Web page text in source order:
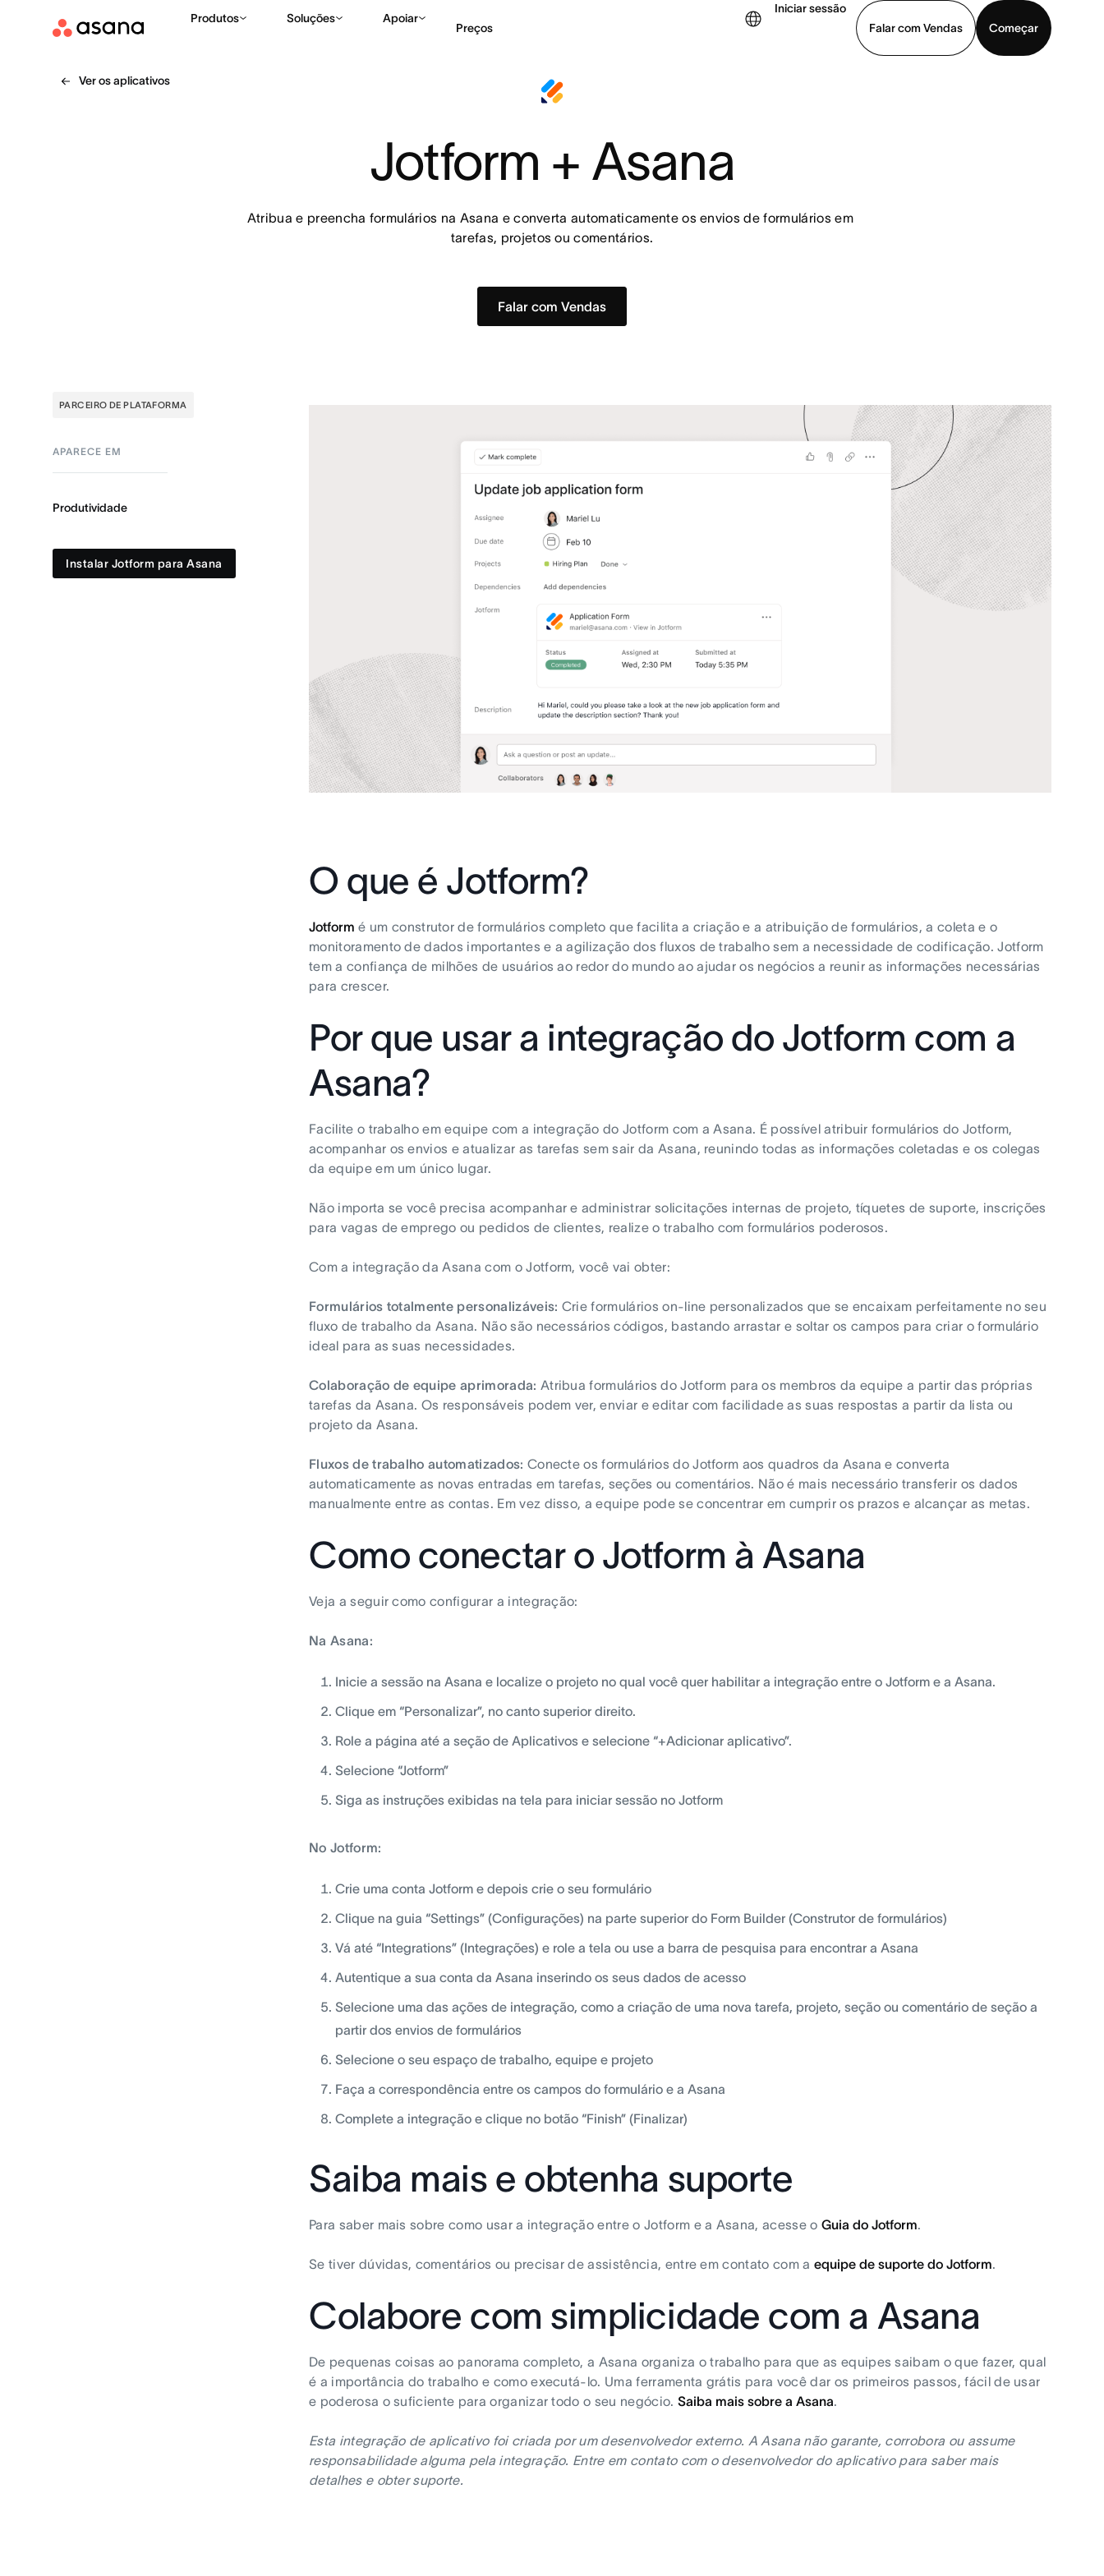
Produtos Soluções Apoiar
Preços
Iniciar sessão
Falar com Vendas
Começar
Ver os aplicativos
Jotform + Asana
Atribua e preencha formulários na Asana e converta automaticamente os envios de formulários em
tarefas, projetos ou comentários.
Falar com Vendas
PARCEIRO DE PLATAFORMA
APARECE EM
Produtividade
Instalar Jotform para Asana
O que é Jotform?
Jotform é um construtor de formulários completo que facilita a criação e a atribuição de formulários, a coleta e o
monitoramento de dados importantes e a agilização dos fluxos de trabalho sem a necessidade de codificação. Jotform
tem a confiança de milhões de usuários ao redor do mundo ao ajudar os negócios a reunir as informações necessárias
para crescer.
Por que usar a integração do Jotform com a
Asana?
Facilite o trabalho em equipe com a integração do Jotform com a Asana. É possível atribuir formulários do Jotform,
acompanhar os envios e atualizar as tarefas sem sair da Asana, reunindo todas as informações coletadas e os colegas
da equipe em um único lugar.
Não importa se você precisa acompanhar e administrar solicitações internas de projeto, tíquetes de suporte, inscrições
para vagas de emprego ou pedidos de clientes, realize o trabalho com formulários poderosos.
Com a integração da Asana com o Jotform, você vai obter:
Formulários totalmente personalizáveis: Crie formulários on-line personalizados que se encaixam perfeitamente no seu
fluxo de trabalho da Asana. Não são necessários códigos, bastando arrastar e soltar os campos para criar o formulário
ideal para as suas necessidades.
Colaboração de equipe aprimorada: Atribua formulários do Jotform para os membros da equipe a partir das próprias
tarefas da Asana. Os responsáveis podem ver, enviar e editar com facilidade as suas respostas a partir da lista ou
projeto da Asana.
Fluxos de trabalho automatizados: Conecte os formulários do Jotform aos quadros da Asana e converta
automaticamente as novas entradas em tarefas, seções ou comentários. Não é mais necessário transferir os dados
manualmente entre as contas. Em vez disso, a equipe pode se concentrar em cumprir os prazos e alcançar as metas.
Como conectar o Jotform à Asana
Veja a seguir como configurar a integração:
Na Asana:
Inicie a sessão na Asana e localize o projeto no qual você quer habilitar a integração entre o Jotform e a Asana.
Clique em “Personalizar”, no canto superior direito.
Role a página até a seção de Aplicativos e selecione “+Adicionar aplicativo”.
Selecione “Jotform”
Siga as instruções exibidas na tela para iniciar sessão no Jotform
No Jotform:
Crie uma conta Jotform e depois crie o seu formulário
Clique na guia “Settings” (Configurações) na parte superior do Form Builder (Construtor de formulários)
Vá até “Integrations” (Integrações) e role a tela ou use a barra de pesquisa para encontrar a Asana
Autentique a sua conta da Asana inserindo os seus dados de acesso
Selecione uma das ações de integração, como a criação de uma nova tarefa, projeto, seção ou comentário de seção a
partir dos envios de formulários
Selecione o seu espaço de trabalho, equipe e projeto
Faça a correspondência entre os campos do formulário e a Asana
Complete a integração e clique no botão “Finish” (Finalizar)
Saiba mais e obtenha suporte
Para saber mais sobre como usar a integração entre o Jotform e a Asana, acesse o Guia do Jotform.
Se tiver dúvidas, comentários ou precisar de assistência, entre em contato com a equipe de suporte do Jotform.
Colabore com simplicidade com a Asana
De pequenas coisas ao panorama completo, a Asana organiza o trabalho para que as equipes saibam o que fazer, qual
é a importância do trabalho e como executá-lo. Uma ferramenta grátis para você dar os primeiros passos, fácil de usar
e poderosa o suficiente para organizar todo o seu negócio. Saiba mais sobre a Asana.
Esta integração de aplicativo foi criada por um desenvolvedor externo. A Asana não garante, corrobora ou assume
responsabilidade alguma pela integração. Entre em contato com o desenvolvedor do aplicativo para saber mais
detalhes e obter suporte.